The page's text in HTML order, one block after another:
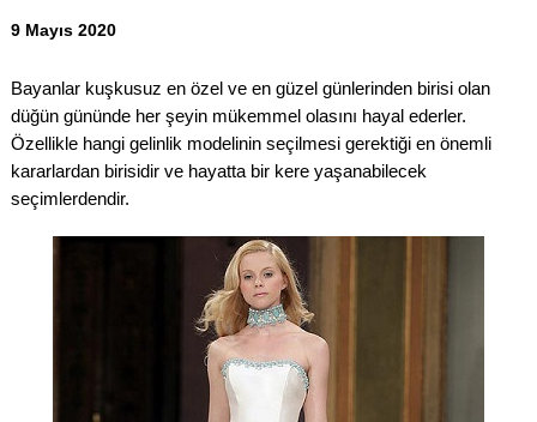
9 Mayıs 2020
Bayanlar kuşkusuz en özel ve en güzel günlerinden birisi olan
düğün gününde her şeyin mükemmel olasını hayal ederler.
Özellikle hangi gelinlik modelinin seçilmesi gerektiği en önemli
kararlardan birisidir ve hayatta bir kere yaşanabilecek
seçimlerdendir.